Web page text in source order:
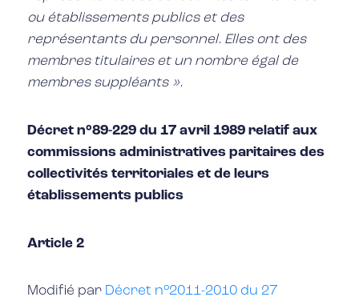
ou établissements publics et des
représentants du personnel. Elles ont des
membres titulaires et un nombre égal de
membres suppléants ».
Décret n°89-229 du 17 avril 1989 relatif aux
commissions administratives paritaires des
collectivités territoriales et de leurs
établissements publics
Article 2
Modifié par Décret n°2011-2010 du 27